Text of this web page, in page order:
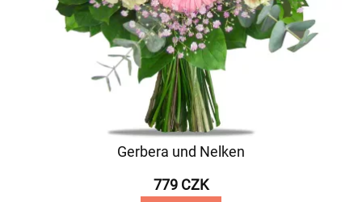
Gerbera und Nelken
779 CZK